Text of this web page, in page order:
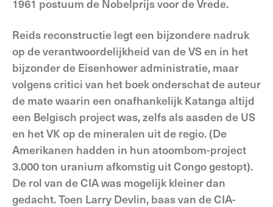
1961 postuum de Nobelprijs voor de Vrede.
Reids reconstructie legt een bijzondere nadruk
op de verantwoordelijkheid van de VS en in het
bijzonder de Eisenhower administratie, maar
volgens critici van het boek onderschat de auteur
de mate waarin een onafhankelijk Katanga altijd
een Belgisch project was, zelfs als aasden de US
en het VK op de mineralen uit de regio. (De
Amerikanen hadden in hun atoombom-project
3.000 ton uranium afkomstig uit Congo gestopt).
De rol van de CIA was mogelijk kleiner dan
gedacht. Toen Larry Devlin, baas van de CIA-